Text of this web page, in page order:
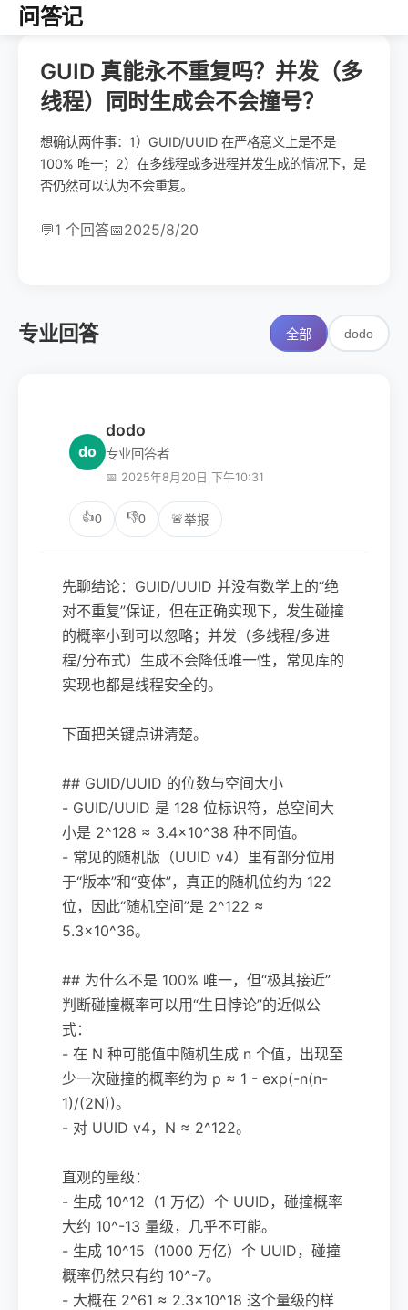
问答记
GUID 真能永不重复吗？并发（多
线程）同时生成会不会撞号？
想确认两件事：1）GUID/UUID 在严格意义上是不是
100% 唯一；2）在多线程或多进程并发生成的情况下，是
否仍然可以认为不会重复。
💬1 个回答📅2025/8/20
专业回答 全部 dodo
do
dodo
专业回答者
📅 2025年8月20日 下午10:31
👍0 👎0 🚨举报
先聊结论：GUID/UUID 并没有数学上的“绝
对不重复”保证，但在正确实现下，发生碰撞
的概率小到可以忽略；并发（多线程/多进
程/分布式）生成不会降低唯一性，常见库的
实现也都是线程安全的。
下面把关键点讲清楚。
## GUID/UUID 的位数与空间大小
- GUID/UUID 是 128 位标识符，总空间大
小是 2^128 ≈ 3.4×10^38 种不同值。
- 常见的随机版（UUID v4）里有部分位用
于“版本”和“变体”，真正的随机位约为 122
位，因此“随机空间”是 2^122 ≈
5.3×10^36。
## 为什么不是 100% 唯一，但“极其接近”
判断碰撞概率可以用“生日悖论”的近似公
式：
- 在 N 种可能值中随机生成 n 个值，出现至
少一次碰撞的概率约为 p ≈ 1 - exp(-n(n-
1)/(2N))。
- 对 UUID v4，N ≈ 2^122。
直观的量级：
- 生成 10^12（1 万亿）个 UUID，碰撞概率
大约 10^-13 量级，几乎不可能。
- 生成 10^15（1000 万亿）个 UUID，碰撞
概率仍然只有约 10^-7。
- 大概在 2^61 ≈ 2.3×10^18 这个量级的样